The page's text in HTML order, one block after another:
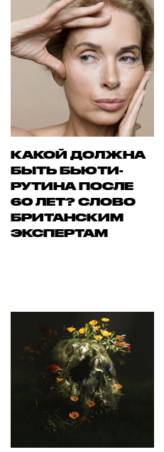
КАКОЙ ДОЛЖНА
БЫТЬ БЬЮТИ-
РУТИНА ПОСЛЕ
60 ЛЕТ? СЛОВО
БРИТАНСКИМ
ЭКСПЕРТАМ